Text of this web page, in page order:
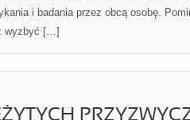
i badania przez obcą osobę.
wyzbyć […]